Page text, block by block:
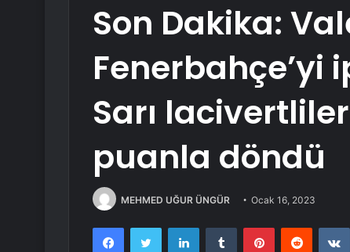
Son Dakika:
Fenerbahçe’yi
Sarı
puanla döndü
MEHMED UĞUR ÜNGÜR Ocak 16, 2023
FacebookTwitter LinkedInTumblr PinterestReddit